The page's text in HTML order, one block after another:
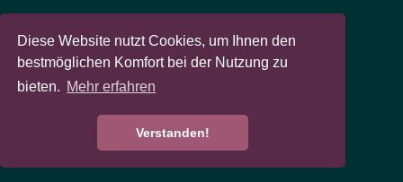
Diese Website nutzt Cookies, um Ihnen den
bestmöglichen Komfort bei der Nutzung zu
bieten. Mehr erfahren
Verstanden!